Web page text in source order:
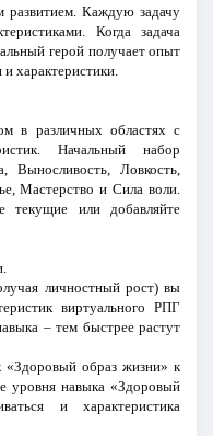
развитием. Каждую задачу
Когда задача
герой получает опыт
и характеристики.
в различных областях с
Начальный набор
Выносливость, Ловкость,
Мастерство и Сила воли.
текущие или добавляйте
личностный рост) вы
виртуального РПГ
– тем быстрее растут
образ жизни» к
уровня навыка «Здоровый
и характеристика